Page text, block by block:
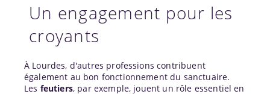
Un engagement pour les
croyants
À Lourdes, d'autres professions contribuent
également au bon fonctionnement du sanctuaire.
Les feutiers, par exemple, jouent un rôle essentiel en